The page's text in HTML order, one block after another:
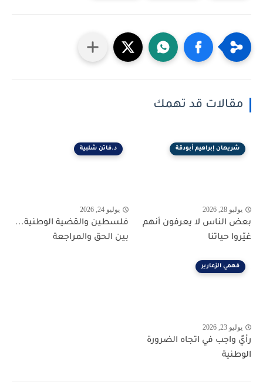
مقالات قد تهمك
شريهان إبراهيم أبودقة
يوليو 28, 2026
بعض الناس لا يعرفون أنهم
غيّروا حياتنا
د.فاتن شلبية
يوليو 24, 2026
فلسطين والقضية الوطنية...
بين الحق والمراجعة
فهمي الزعارير
يوليو 23, 2026
رأيٌ واجب في اتجاه الضرورة
الوطنية